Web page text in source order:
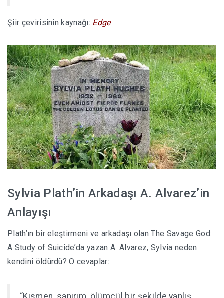
Şiir çevirisinin kaynağı: Edge
Sylvia Plath’in Arkadaşı A. Alvarez’in
Anlayışı
Plath’ın bir eleştirmeni ve arkadaşı olan The Savage God:
A Study of Suicide’da yazan A. Alvarez, Sylvia neden
kendini öldürdü? O cevaplar:
“Kısmen, sanırım, ölümcül bir şekilde yanlış